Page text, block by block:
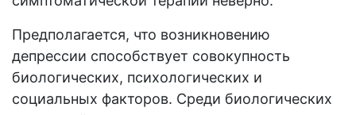
Предполагается, что возникновению
депрессии способствует совокупность
биологических, психологических и
социальных факторов. Среди биологических